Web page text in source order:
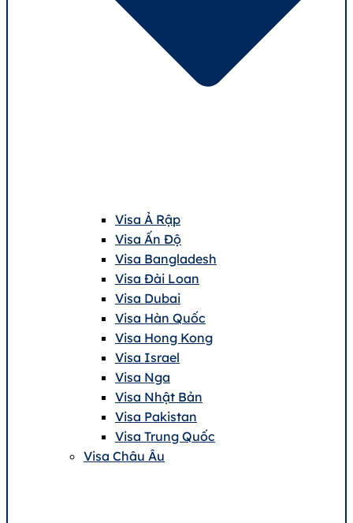
Visa Ả Rập
Visa Ấn Độ
Visa Bangladesh
Visa Đài Loan
Visa Dubai
Visa Hàn Quốc
Visa Hong Kong
Visa Israel
Visa Nga
Visa Nhật Bản
Visa Pakistan
Visa Trung Quốc
Visa Châu Âu